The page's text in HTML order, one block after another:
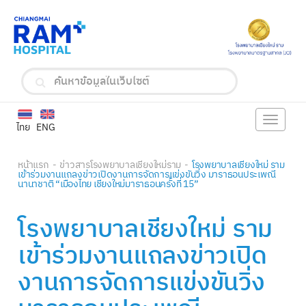
ENG
ไทย Toggle
หน้าแรก ข่าวสารโรงพยาบาลเชียงใหม่ราม โรงพยาบาลเชียงใหม่ ราม
เข้าร่วมงานแถลงข่าวเปิดงานการจัดการแข่งขันวิ่ง มาราธอนประเพณี
นานาชาติ “เมืองไทย เชียงใหม่มาราธอนครั้งที่ 15”
โรงพยาบาลเชียงใหม่ ราม
เข้าร่วมงานแถลงข่าวเปิด
งานการจัดการแข่งขันวิ่ง